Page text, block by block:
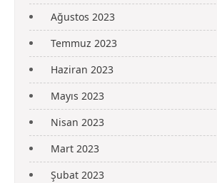
Ağustos 2023
Temmuz 2023
Haziran 2023
Mayıs 2023
Nisan 2023
Mart 2023
Şubat 2023